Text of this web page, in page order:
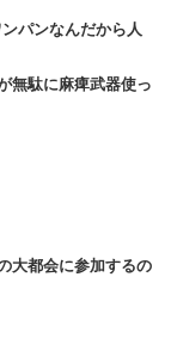
パンなんだから人
無駄に麻痺武器使っ
大都会に参加するの